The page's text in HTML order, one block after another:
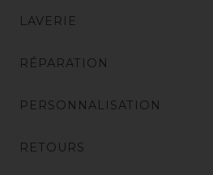
LAVERIE
RÉPARATION
PERSONNALISATION
RETOURS